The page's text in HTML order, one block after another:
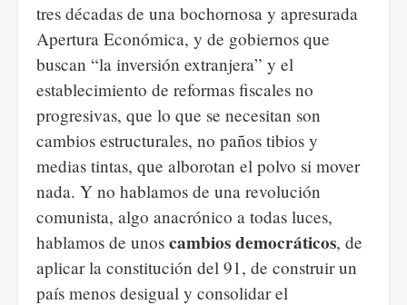
tres décadas de una bochornosa y apresurada
Apertura Económica, y de gobiernos que
buscan “la inversión extranjera” y el
establecimiento de reformas fiscales no
progresivas, que lo que se necesitan son
cambios estructurales, no paños tibios y
medias tintas, que alborotan el polvo si mover
nada. Y no hablamos de una revolución
comunista, algo anacrónico a todas luces,
hablamos de unos cambios democráticos, de
aplicar la constitución del 91, de construir un
país menos desigual y consolidar el